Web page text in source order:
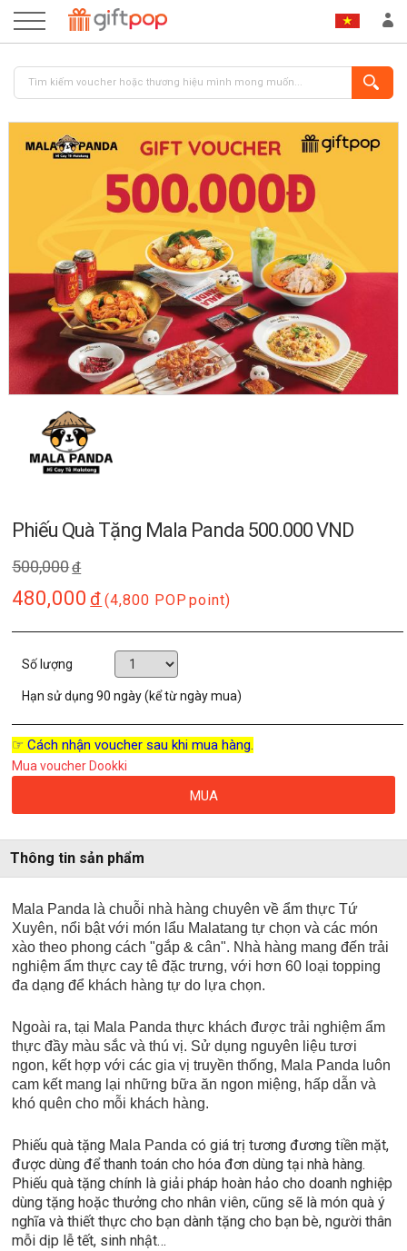
ĐĂNG NHẬP ĐĂNG KÝ
Phiếu Quà Tặng Mala Panda 500.000 VND
500,000đ
480,000 đ (4,800 POP point)
Số lượng
Hạn sử dụng90 ngày (kể từ ngày mua)
☞ Cách nhận voucher sau khi mua hàng.
Mua voucher Dookki
MUA
Thông tin sản phẩm
Mala Panda là chuỗi nhà hàng chuyên về ẩm thực Tứ
Xuyên, nổi bật với món lẩu Malatang tự chọn và các món
xào theo phong cách "gắp & cân". Nhà hàng mang đến trải
nghiệm ẩm thực cay tê đặc trưng, với hơn 60 loại topping
đa dạng để khách hàng tự do lựa chọn.
Ngoài ra, tại Mala Panda thực khách được trải nghiệm ẩm
thực đầy màu sắc và thú vị. Sử dụng nguyên liệu tươi
ngon, kết hợp với các gia vị truyền thống, Mala Panda luôn
cam kết mang lại những bữa ăn ngon miệng, hấp dẫn và
khó quên cho mỗi khách hàng.
Phiếu quà tặng Mala Panda có giá trị tương đương tiền mặt,
được dùng để thanh toán cho hóa đơn dùng tại nhà hàng.
Phiếu quà tặng chính là giải pháp hoàn hảo cho doanh nghiệp
dùng tặng hoặc thưởng cho nhân viên, cũng sẽ là món quà ý
nghĩa và thiết thực cho bạn dành tặng cho bạn bè, người thân
mỗi dịp lễ tết, sinh nhật…